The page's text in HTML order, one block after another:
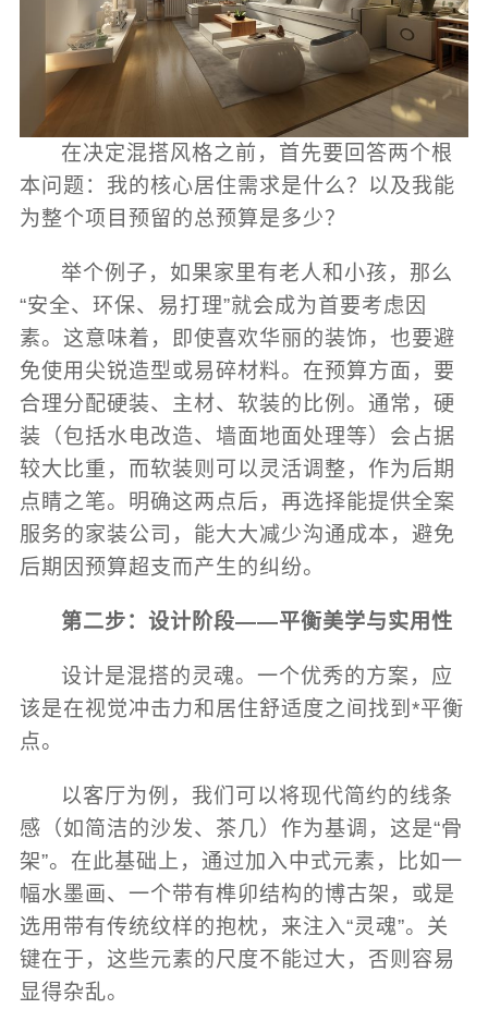
在决定混搭风格之前，首先要回答两个根
本问题：我的核心居住需求是什么？以及我能
为整个项目预留的总预算是多少？
举个例子，如果家里有老人和小孩，那么
“安全、环保、易打理”就会成为首要考虑因
素。这意味着，即使喜欢华丽的装饰，也要避
免使用尖锐造型或易碎材料。在预算方面，要
合理分配硬装、主材、软装的比例。通常，硬
装（包括水电改造、墙面地面处理等）会占据
较大比重，而软装则可以灵活调整，作为后期
点睛之笔。明确这两点后，再选择能提供全案
服务的家装公司，能大大减少沟通成本，避免
后期因预算超支而产生的纠纷。
第二步：设计阶段——平衡美学与实用性
设计是混搭的灵魂。一个优秀的方案，应
该是在视觉冲击力和居住舒适度之间找到*平衡
点。
以客厅为例，我们可以将现代简约的线条
感（如简洁的沙发、茶几）作为基调，这是“骨
架”。在此基础上，通过加入中式元素，比如一
幅水墨画、一个带有榫卯结构的博古架，或是
选用带有传统纹样的抱枕，来注入“灵魂”。关
键在于，这些元素的尺度不能过大，否则容易
显得杂乱。